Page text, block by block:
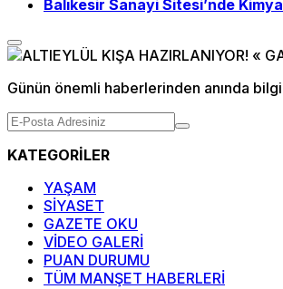
Balıkesir Sanayi Sitesi’nde
Günün önemli haberlerinden anında
KATEGORİLER
YAŞAM
SİYASET
GAZETE OKU
VİDEO GALERİ
PUAN DURUMU
TÜM MANŞET HABERLERİ